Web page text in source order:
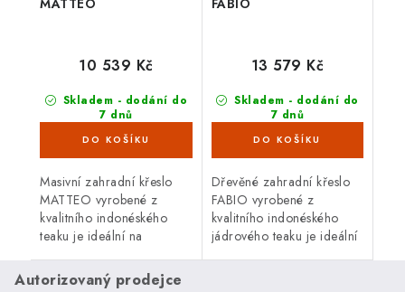
MATTEO
Skladem - dodání do
7 dnů
(3 ks)
10 539 Kč
Masivní zahradní křeslo
MATTEO vyrobené z
kvalitního indonéského
teaku je ideální na
FABIO
Skladem - dodání do
7 dnů
(2 ks)
13 579 Kč
Dřevěné zahradní křeslo
FABIO vyrobené z
kvalitního indonéského
jádrového teaku je ideální
Autorizovaný prodejce